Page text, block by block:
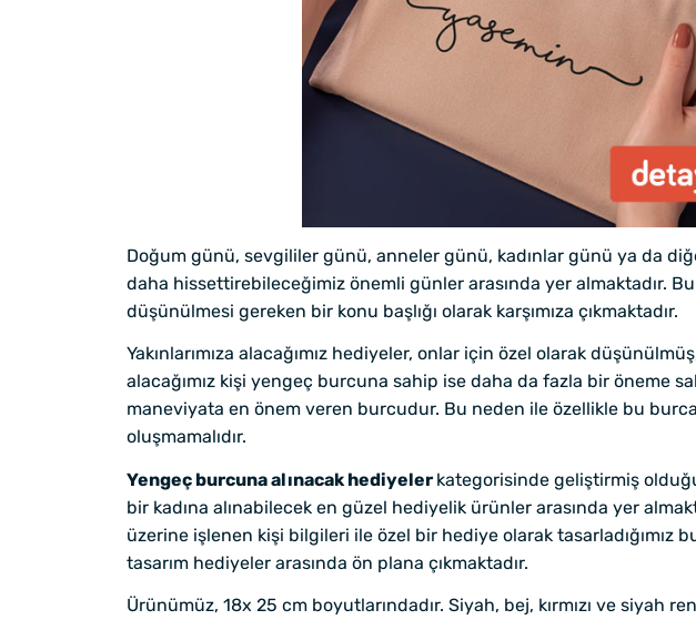
Doğum günü, sevgililer günü, anneler günü, kadınlar günü ya da
daha hissettirebileceğimiz önemli günler arasında yer almaktadır.
düşünülmesi gereken bir konu başlığı olarak karşımıza çıkmaktadır.
Yakınlarımıza alacağımız hediyeler, onlar için özel olarak
alacağımız kişi yengeç burcuna sahip ise daha da fazla bir öneme
maneviyata en önem veren burcudur. Bu neden ile özellikle bu
oluşmamalıdır.
Yengeç burcuna alınacak hediyeler kategorisinde geliştirmiş
bir kadına alınabilecek en güzel hediyelik ürünler arasında yer
üzerine işlenen kişi bilgileri ile özel bir hediye olarak
tasarım hediyeler arasında ön plana çıkmaktadır.
Ürünümüz, 18x 25 cm boyutlarındadır. Siyah, bej, kırmızı ve siyah